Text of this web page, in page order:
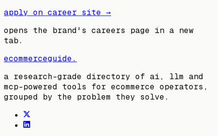
apply on career site →
opens the brand's careers page in a new
tab.
ecommerceguide.
a research-grade directory of ai, llm and
mcp-powered tools for ecommerce operators,
grouped by the problem they solve.